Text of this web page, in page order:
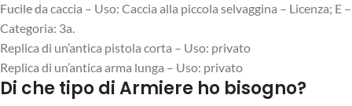
Fucile da caccia – Uso: Caccia alla piccola selvaggina – Licenza; E –
Categoria: 3a.
Replica di un’antica pistola corta – Uso: privato
Replica di un’antica arma lunga – Uso: privato
Di che tipo di Armiere ho bisogno?